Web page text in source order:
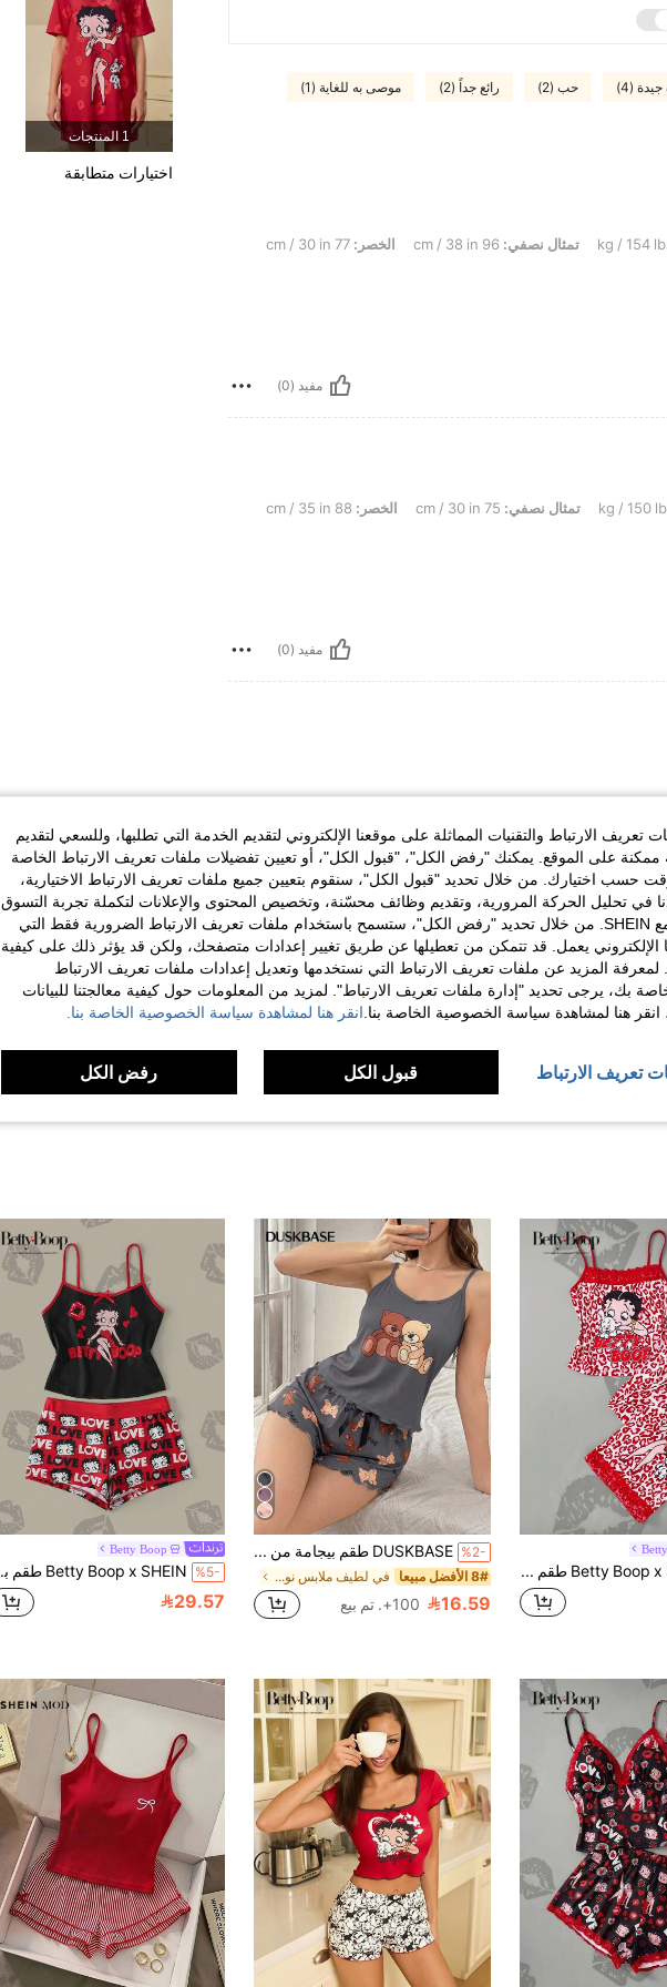
(4) حب (2) رائع جداً (2) موصى به للغاية (1)
تمثال نصفي: الخصر:
مفيد (0)
تمثال نصفي: الخصر:
مفيد (0)
قاعده اتجهززز عطوني لايكات بليزززززز
ههههههههههههههههههههه ههههههههههههههههههههه
ههههههههههههههههههههه ه ه ه ه
ه هههه ه ه ه هههههههه ههه
ههههههههههههههههههههه
ههههههههههههههههههههه
مفيد (0)
4.81
4.81
4.81
1 المنتجات
اختيارات متطابقة
Betty Boop x SHEIN طقم بيجامة للنساء يتكون من قميص كروب بتصميم ملمع من الدانتيل والنمر وبنطلون رياضي كاجوال للراحة
%2- DUSKBASE طقم بيجامة من قميص وشورت مطبوع عليه الدب، 2 قطعة
8# الأفضل مبيعا في لطيف ملابس نوم نسائية
16.59 100+. تم بيع
Betty Boop
%5-
29.57
تعريف الارتباط والتقنيات المماثلة على موقعنا الإلكتروني لتقديم الخدمة التي تطلبها، وللسعي لتقديم
على الموقع. يمكنك "رفض الكل"، "قبول الكل"، أو تعيين تفضيلات ملفات تعريف الارتباط الخاصة
حسب اختيارك. من خلال تحديد "قبول الكل"، سنقوم بتعيين جميع ملفات تعريف الارتباط الاختيارية،
في تحليل الحركة المرورية، وتقديم وظائف محسّنة، وتخصيص المحتوى والإعلانات لتكملة تجربة التسوق
الخاصة بك مع SHEIN. من خلال تحديد "رفض الكل"، ستسمح باستخدام ملفات تعريف الارتباط الضرورية فقط التي
الإلكتروني يعمل. قد تتمكن من تعطيلها عن طريق تغيير إعدادات متصفحك، ولكن قد يؤثر ذلك على كيفية
المزيد عن ملفات تعريف الارتباط التي نستخدمها وتعديل إعدادات ملفات تعريف الارتباط
بك، يرجى تحديد "إدارة ملفات تعريف الارتباط". لمزيد من المعلومات حول كيفية معالجتنا للبيانات
انقر هنا لمشاهدة سياسة الخصوصية الخاصة بنا. انقر هنا لمشاهدة سياسة الخصوصية الخاصة بنا.
تعريف الارتباط قبول الكل رفض الكل